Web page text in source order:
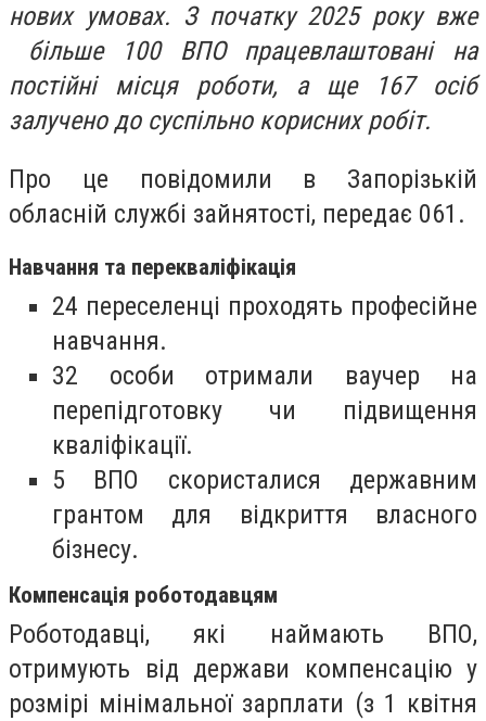
нових умовах. З початку 2025 року вже
більше 100 ВПО працевлаштовані на
постійні місця роботи, а ще 167 осіб
залучено до суспільно корисних робіт.
Про це повідомили в Запорізькій
обласній службі зайнятості, передає 061.
Навчання та перекваліфікація
24 переселенці проходять професійне
навчання.
32 особи отримали ваучер на
перепідготовку чи підвищення
кваліфікації.
5 ВПО скористалися державним
грантом для відкриття власного
бізнесу.
Компенсація роботодавцям
Роботодавці, які наймають ВПО,
отримують від держави компенсацію у
розмірі мінімальної зарплати (з 1 квітня